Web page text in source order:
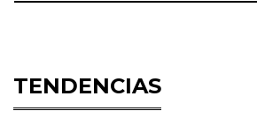
TENDENCIAS